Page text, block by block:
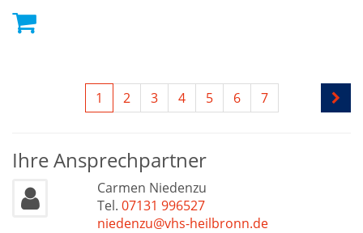
1 2 3 4 5 6 7
Ihre Ansprechpartner
Carmen Niedenzu
Tel. 07131 996527
niedenzu@vhs-heilbronn.de